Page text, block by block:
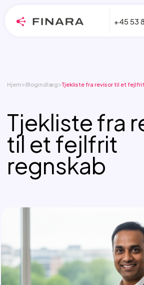
+45 53
Hjem>Blogindlæg>Tjekliste fra revisor til et
Tjekliste fra
til et fejlfrit
regnskab